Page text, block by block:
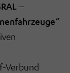
–
Verbund